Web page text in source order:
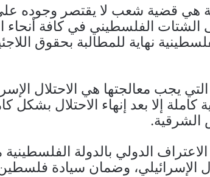
هي قضية شعب لا يقتصر وجوده
الفلسطيني في كافة أنحاء
نهاية للمطالبة بحقوق
يجب معالجتها هي الاحتلال
إلا بعد إنهاء الاحتلال بشكل
الشرقية.
الدولي بالدولة
الإسرائيلي، وضمان سيادة